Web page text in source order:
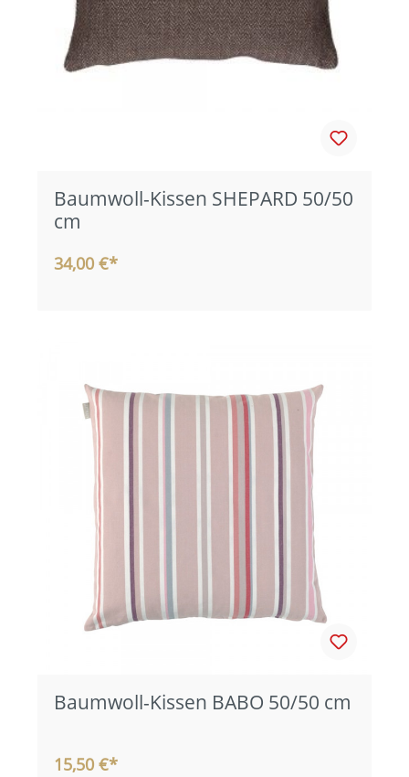
Baumwoll-Kissen SHEPARD 50/50
cm
34,00 €*
Baumwoll-Kissen BABO 50/50 cm
15,50 €*